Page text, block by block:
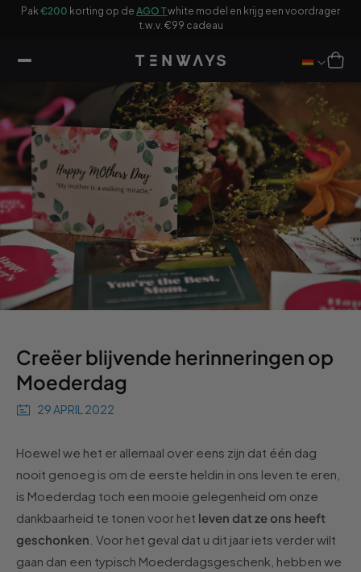
Pak€200 korting op de AGO Twhite model en krijg een voordrager
t.w.v. €99 cadeau
Creëer blijvende herinneringen op
Moederdag
29 APRIL 2022
Hoewel we het er allemaal over eens zijn dat één dag
nooit genoeg is om de eerste heldin in ons leven te eren,
is Moederdag toch een mooie gelegenheid om onze
dankbaarheid te tonen voor het leven dat ze ons heeft
geschonken . Voor het geval dat u dit jaar iets verder wilt
gaan dan een typisch Moederdagsgeschenk, hebben we